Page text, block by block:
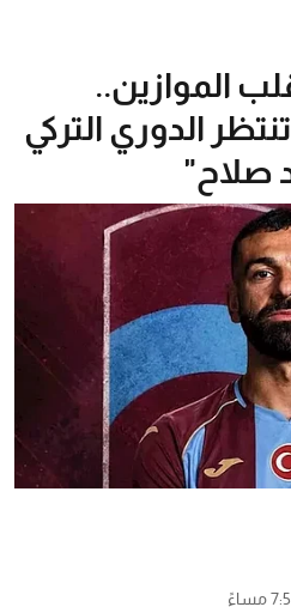
الموازين..
الدوري التركي
صلاح"